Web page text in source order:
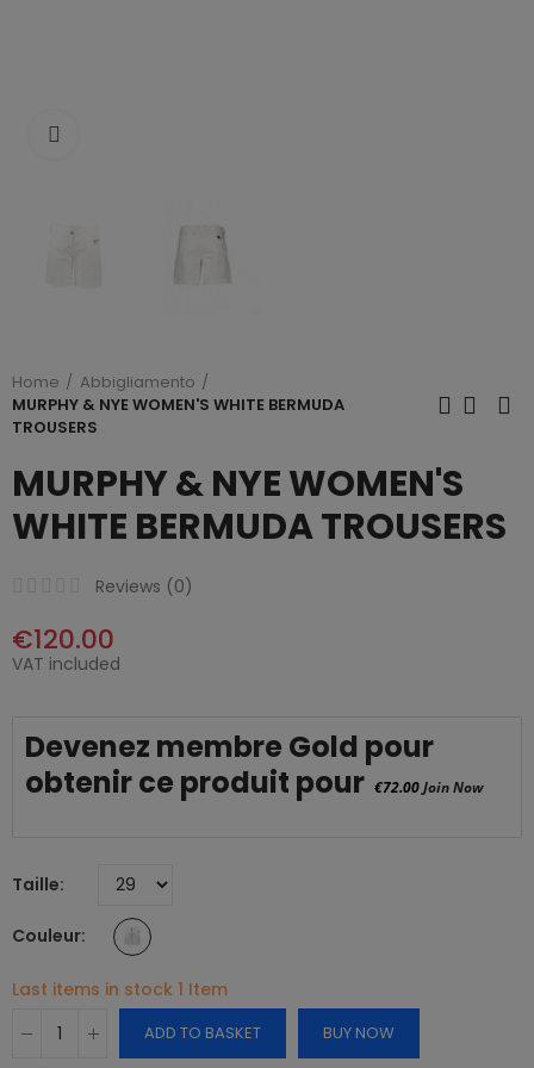
Home
Abbigliamento
MURPHY & NYE WOMEN'S WHITE BERMUDA
TROUSERS
MURPHY & NYE WOMEN'S
WHITE BERMUDA TROUSERS
Reviews (0)
€120.00
VAT included
Devenez membre Gold pour
obtenir ce produit pour €72.00Join Now
Taille
Couleur
Last items in stock 1 Item
ADD TO BASKET BUY NOW